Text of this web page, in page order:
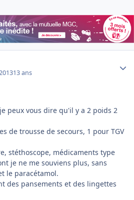
13 ans
peux vous dire qu'il y a 2 poids 2
de trousse de secours, 1 pour TGV
stéthoscope, médicaments type
je ne me souviens plus, sans
le paracétamol.
des pansements et des lingettes